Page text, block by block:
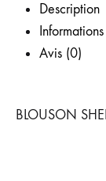
Description
Avis (0)
BLOUSON